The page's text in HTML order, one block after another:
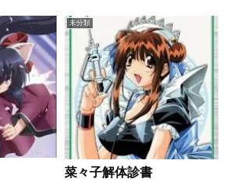
未分類
菜々子解体診書